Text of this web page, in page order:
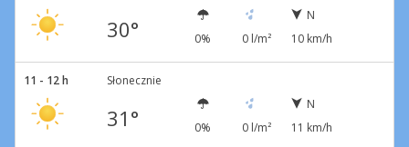
30° 0% 0 l/m²
N
10 km/h
11 - 12 h Słonecznie
31° 0% 0 l/m²
N
11 km/h